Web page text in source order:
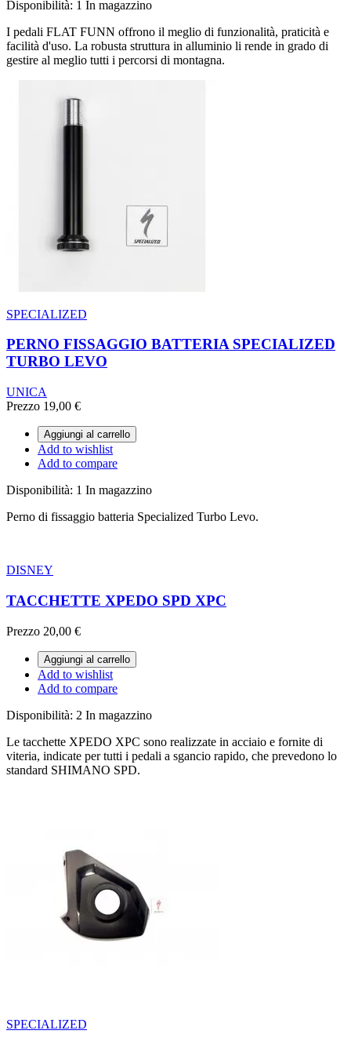
Disponibilità: 1 In magazzino
I pedali FLAT FUNN offrono il meglio di funzionalità, praticità e
facilità d'uso. La robusta struttura in alluminio li rende in grado di
gestire al meglio tutti i percorsi di montagna.
SPECIALIZED
PERNO FISSAGGIO BATTERIA SPECIALIZED
TURBO LEVO
UNICA
Prezzo 19,00 €
Aggiungi al carrello
Add to wishlist
Add to compare
Disponibilità: 1 In magazzino
Perno di fissaggio batteria Specialized Turbo Levo.
DISNEY
TACCHETTE XPEDO SPD XPC
Prezzo 20,00 €
Aggiungi al carrello
Add to wishlist
Add to compare
Disponibilità: 2 In magazzino
Le tacchette XPEDO XPC sono realizzate in acciaio e fornite di
viteria, indicate per tutti i pedali a sgancio rapido, che prevedono lo
standard SHIMANO SPD.
SPECIALIZED